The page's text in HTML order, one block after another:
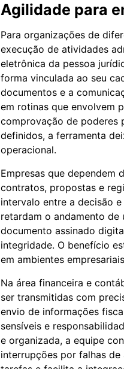
Agilidade para
Para organizações de
execução de atividades
eletrônica da pessoa
forma vinculada ao seu
documentos e a
em rotinas que envolvem
comprovação de poderes
definidos, a ferramenta
operacional.
Empresas que dependem
contratos, propostas e
intervalo entre a decisão
retardam o andamento de
documento assinado
integridade. O benefício
em ambientes
Na área financeira e
ser transmitidas com
envio de informações
sensíveis e
e organizada, a equipe
interrupções por falhas